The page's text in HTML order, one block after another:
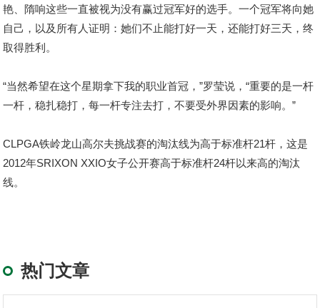
艳、隋响这些一直被视为没有赢过冠军好的选手。一个冠军将向她
自己，以及所有人证明：她们不止能打好一天，还能打好三天，终
取得胜利。
“当然希望在这个星期拿下我的职业首冠，”罗莹说，“重要的是一杆
一杆，稳扎稳打，每一杆专注去打，不要受外界因素的影响。”
CLPGA铁岭龙山高尔夫挑战赛的淘汰线为高于标准杆21杆，这是
2012年SRIXON XXIO女子公开赛高于标准杆24杆以来高的淘汰
线。
热门文章